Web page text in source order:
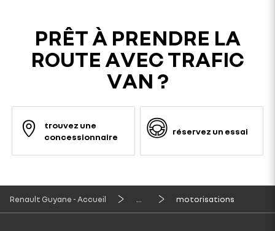
PRÊT À PRENDRE LA
ROUTE AVEC TRAFIC
VAN ?
trouvez une
concessionnaire
réservez un essai